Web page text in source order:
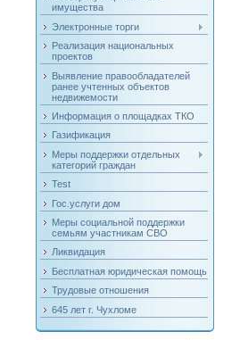
имущества
Электронные торги
Реализация национальных
проектов
Выявление правообладателей
ранее учтенных объектов
недвижемости
Информация о площадках ТКО
Газификация
Меры поддержки отдельных
категорий граждан
Test
Гос.услуги дом
Меры социальной поддержки
семьям участникам СВО
Ликвидация
Бесплатная юридическая помощь
Трудовые отношения
645 лет г. Чухломе